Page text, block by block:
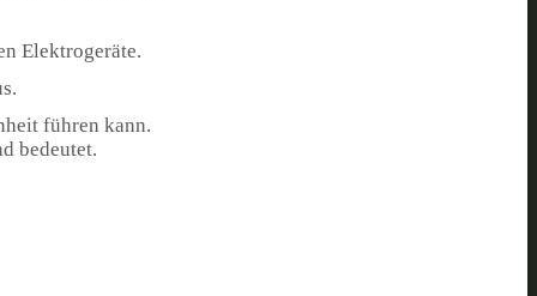
Elektrogeräte.
führen kann.
bedeutet.